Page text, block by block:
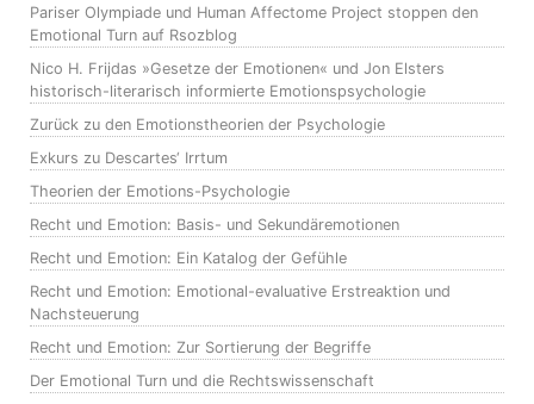
Pariser Olympiade und Human Affectome Project stoppen den
Emotional Turn auf Rsozblog
Nico H. Frijdas »Gesetze der Emotionen« und Jon Elsters
historisch-literarisch informierte Emotionspsychologie
Zurück zu den Emotionstheorien der Psychologie
Exkurs zu Descartes‘ Irrtum
Theorien der Emotions-Psychologie
Recht und Emotion: Basis- und Sekundäremotionen
Recht und Emotion: Ein Katalog der Gefühle
Recht und Emotion: Emotional-evaluative Erstreaktion und
Nachsteuerung
Recht und Emotion: Zur Sortierung der Begriffe
Der Emotional Turn und die Rechtswissenschaft